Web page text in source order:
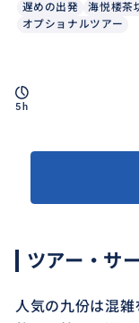
遅めの出発 海悦楼茶
オプショナルツアー
5h
ツアー・サ
人気の九份は混雑